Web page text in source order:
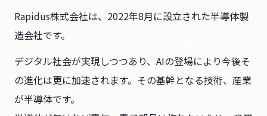
Rapidus株式会社は、2022年8月に設立された半導体製
造会社です。
デジタル社会が実現しつつあり、AIの登場により今後そ
の進化は更に加速されます。その基幹となる技術、産業
が半導体です。